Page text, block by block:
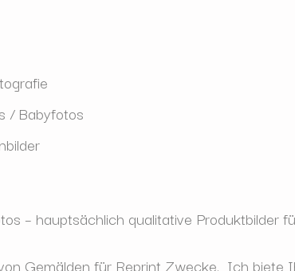
/ Babyfotos
– hauptsächlich qualitative Produktbilder
Gemälden für Reprint Zwecke. Ich biete